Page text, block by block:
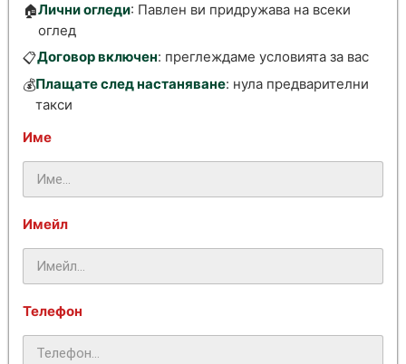
🏠Лични огледи: Павлен ви придружава на всеки
оглед
📋Договор включен: преглеждаме условията за вас
💰Плащате след настаняване: нула предварителни
такси
Име
Имейл
Телефон